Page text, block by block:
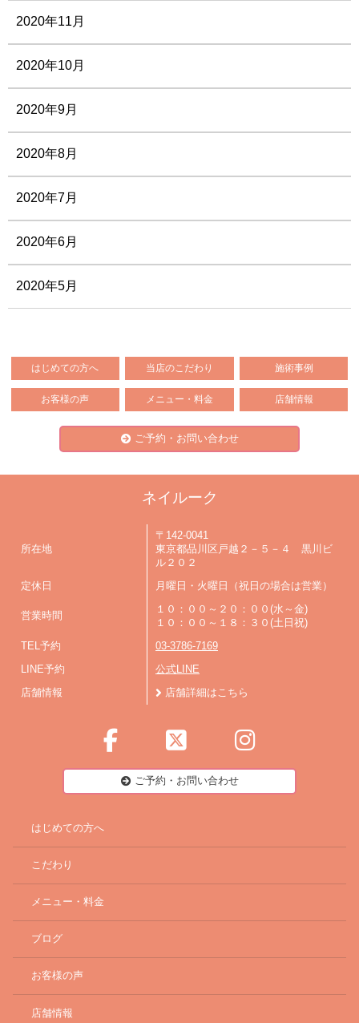
2020年11月
2020年10月
2020年9月
2020年8月
2020年7月
2020年6月
2020年5月
はじめての方へ 当店のこだわり 施術事例
お客様の声 メニュー・料金 店舗情報
ご予約・お問い合わせ
ネイルーク
所在地
〒142-0041
東京都品川区戸越２－５－４ 黒川ビ
ル２０２
定休日 月曜日・火曜日（祝日の場合は営業）
営業時間
１０：００～２０：００(水～金)
１０：００～１８：３０(土日祝)
TEL予約 03-3786-7169
LINE予約 公式LINE
店舗情報 店舗詳細はこちら
ご予約・お問い合わせ
はじめての方へ
こだわり
メニュー・料金
ブログ
お客様の声
店舗情報